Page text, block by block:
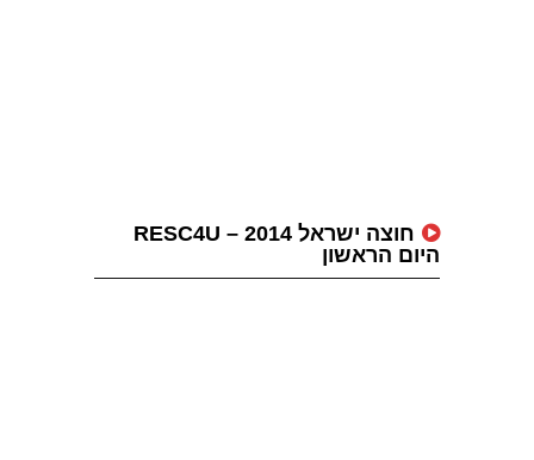
חוצה ישראל 2014 – RESC4U
היום הראשון